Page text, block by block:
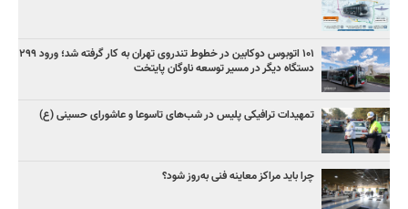
۱۰۱ اتوبوس دوکابین در خطوط تندروی تهران به کار گرفته شد؛ ورود ۲۹۹
دستگاه دیگر در مسیر توسعه ناوگان پایتخت
تمهیدات ترافیکی پلیس در شب‌های تاسوعا و عاشورای حسینی (ع)
چرا باید مراکز معاینه فنی به‌روز شود؟